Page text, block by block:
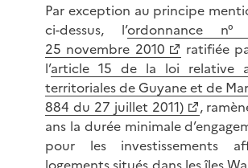
Par exception au principe
ci-dessus, l’ordonnance n°
25 novembre 2010
ratifiée
l’article 15 de la loi relative
territoriales de Guyane et de
884 du 27 juillet 2011)
,
ans la durée minimale
pour les investissements